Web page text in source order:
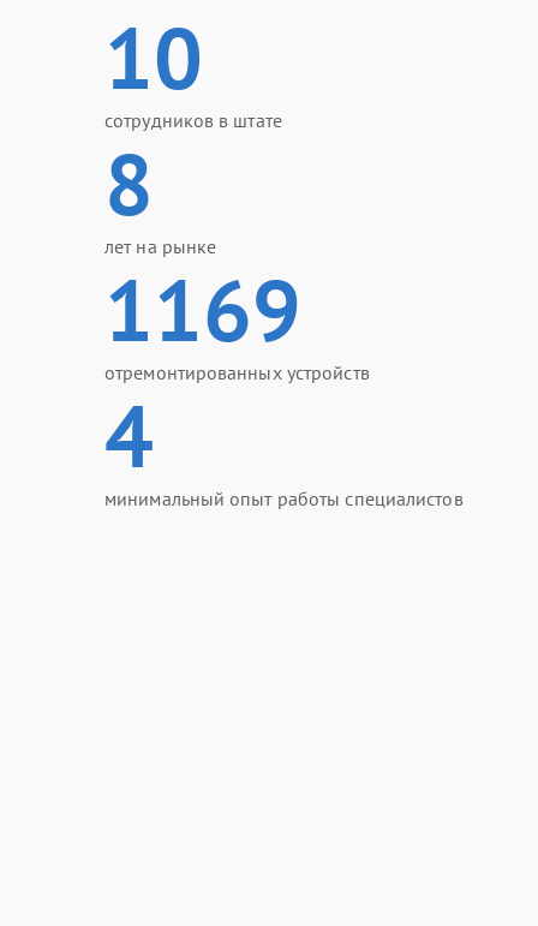
10
сотрудников в штате
8
лет на рынке
1169
отремонтированных устройств
4
минимальный опыт работы специалистов